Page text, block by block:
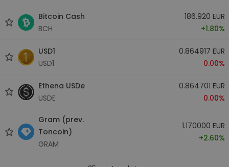
Bitcoin Cash
BCH
186.920 EUR
+1.80%
USD1
USD1
0.864917 EUR
0.00%
Ethena USDe
USDE
0.864701 EUR
0.00%
Gram (prev.
Toncoin)
GRAM
1.170000 EUR
+2.60%